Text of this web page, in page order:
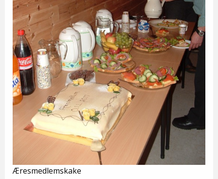
Æresmedlemskake